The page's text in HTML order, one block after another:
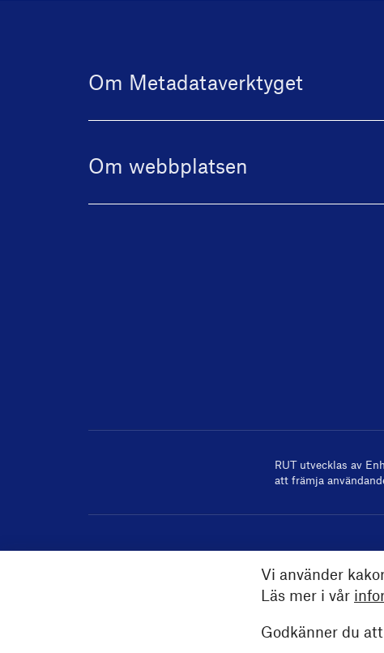
Vi använder
Läs mer i vår
Godkänner du
Om Metadataverktyget
Om webbplatsen
RUT utvecklas av
att främja